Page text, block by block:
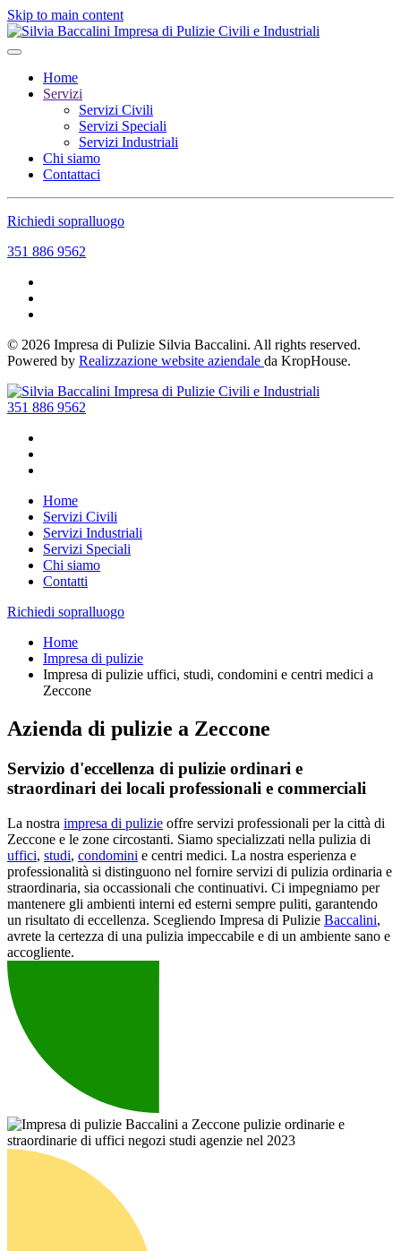
Skip to main content
Home
Servizi
Servizi Civili
Servizi Speciali
Servizi Industriali
Chi siamo
Contattaci
Richiedi sopralluogo
351 886 9562
© 2026 Impresa di Pulizie Silvia Baccalini. All rights reserved.
Powered by Realizzazione website aziendale da KropHouse.
351 886 9562
Home
Servizi Civili
Servizi Industriali
Servizi Speciali
Chi siamo
Contatti
Richiedi sopralluogo
Home
Impresa di pulizie
Impresa di pulizie uffici, studi, condomini e centri medici a
Zeccone
Azienda di pulizie a Zeccone
Servizio d'eccellenza di pulizie ordinari e
straordinari dei locali professionali e commerciali
La nostra impresa di pulizie offre servizi professionali per la città di
Zeccone e le zone circostanti. Siamo specializzati nella pulizia di
uffici, studi, condomini e centri medici. La nostra esperienza e
professionalità si distinguono nel fornire servizi di pulizia ordinaria e
straordinaria, sia occassionali che continuativi. Ci impegniamo per
mantenere gli ambienti interni ed esterni sempre puliti, garantendo
un risultato di eccellenza. Scegliendo Impresa di Pulizie Baccalini,
avrete la certezza di una pulizia impeccabile e di un ambiente sano e
accogliente.